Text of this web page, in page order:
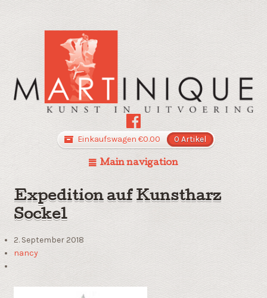
Einkaufswagen €0.00 0 Artikel
Main navigation
Expedition auf Kunstharz
Sockel
2. September 2018
nancy